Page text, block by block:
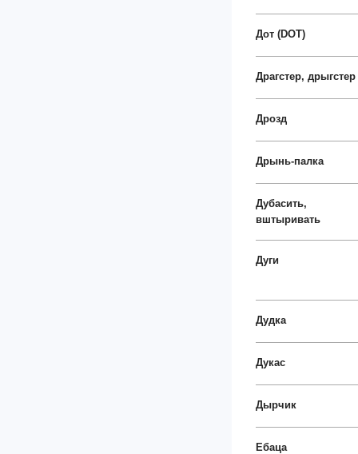
Дот (DOT)
Драгстер, дрыгстер
Дрозд
Дрынь-палка
Дубасить,
вштыривать
Дуги
Дудка
Дукас
Дырчик
Ебаца